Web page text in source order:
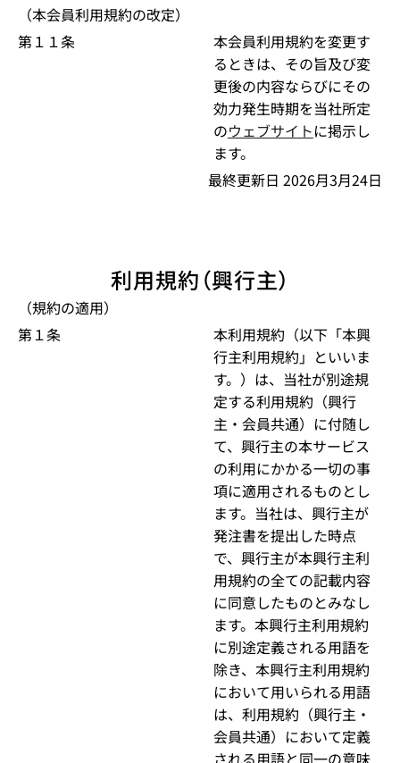
（本会員利用規約の改定）
第１１条
本会員利用規約を変更す
るときは、その旨及び変
更後の内容ならびにその
効力発生時期を当社所定
のウェブサイトに掲示し
ます。
最終更新日 2026月3月24日
利用規約（興行主）
（規約の適用）
第１条
本利用規約（以下「本興
行主利用規約」といいま
す。）は、当社が別途規
定する利用規約（興行
主・会員共通）に付随し
て、興行主の本サービス
の利用にかかる一切の事
項に適用されるものとし
ます。当社は、興行主が
発注書を提出した時点
で、興行主が本興行主利
用規約の全ての記載内容
に同意したものとみなし
ます。本興行主利用規約
に別途定義される用語を
除き、本興行主利用規約
において用いられる用語
は、利用規約（興行主・
会員共通）において定義